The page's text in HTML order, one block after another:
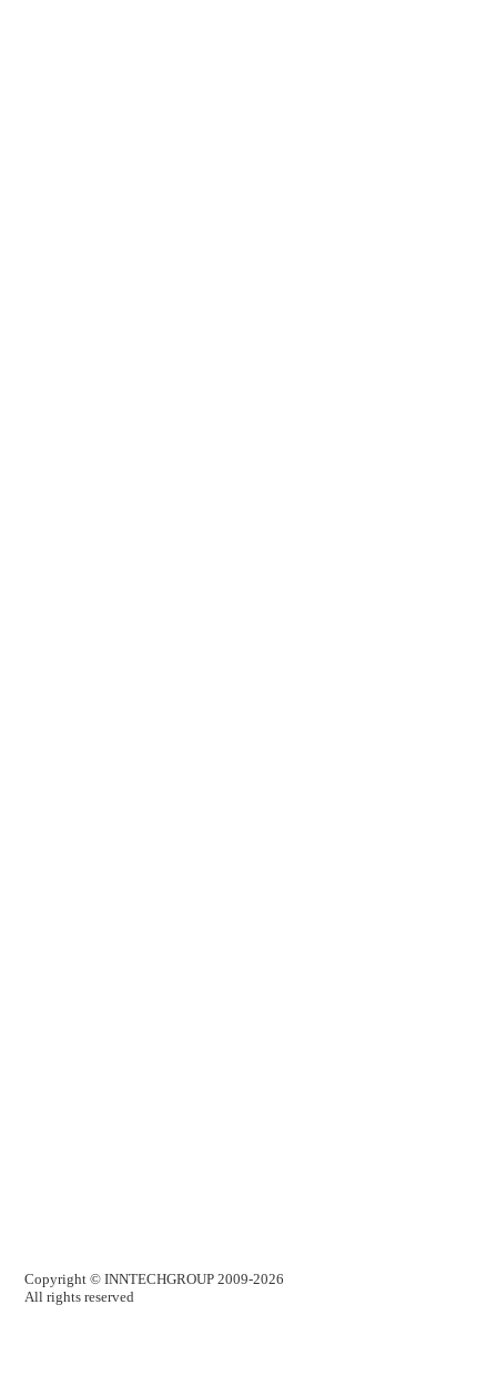
Copyright © INNTECHGROUP 2009-2026
All rights reserved